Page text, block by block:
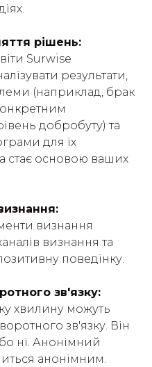
рішень:
Surwise
результати,
(наприклад, брак
добробуту) та
для їх
стає основою ваших
визнання
визнання та
поведінку.
зв'язку:
хвилину можуть
зв'язку. Він
ні. Анонімний
анонімним.